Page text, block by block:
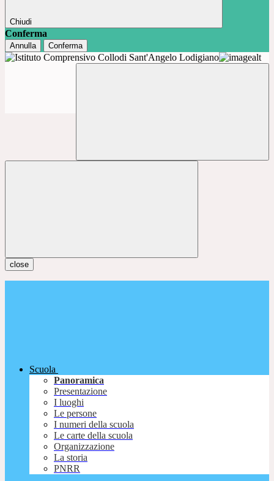
Chiudi
Conferma
Annulla Conferma
close
Scuola
Panoramica
Presentazione
I luoghi
Le persone
I numeri della scuola
Le carte della scuola
Organizzazione
La storia
PNRR